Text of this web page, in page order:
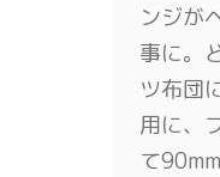
ンジが
事に。
ツ布団
用に、
て